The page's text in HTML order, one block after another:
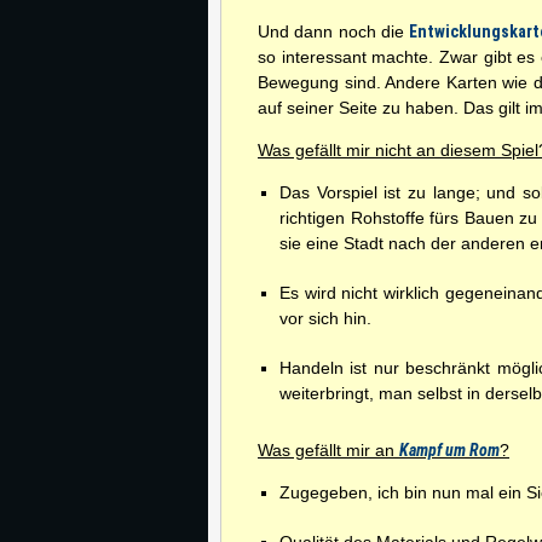
Und dann noch die
so interessant machte. Zwar gibt
Bewegung sind. Andere Karten wie
auf seiner Seite zu haben. Das gilt
Was gefällt mir nicht an diesem
Das Vorspiel ist zu lange; und
richtigen Rohstoffe fürs Bauen
sie eine Stadt nach der anderen
Es wird nicht wirklich
vor sich hin.
Handeln ist nur beschränkt
weiterbringt, man selbst in
Was gefällt mir an Kampf um Rom?
Zugegeben, ich bin nun mal ein